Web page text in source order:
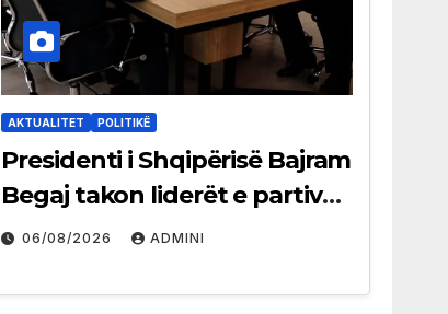
AKTUALITET POLITIKË
Presidenti i Shqipërisë Bajram
Begaj takon liderët e partive
shqiptare në Ulqin
06/08/2026 ADMINI